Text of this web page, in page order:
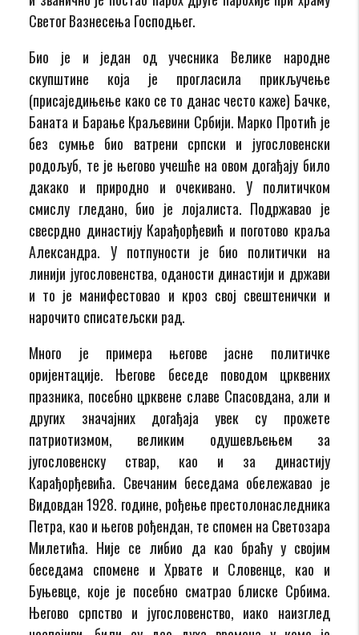
Светог Вазнесења Господњег.
Био је и један од учесника Велике народне
скупштине која је прогласила прикључење
(присаједињење како се то данас често каже) Бачке,
Баната и Барање Краљевини Србији. Марко Протић је
без сумње био ватрени српски и југословенски
родољуб, те је његово учешће на овом догађају било
дакако и природно и очекивано. У политичком
смислу гледано, био је лојалиста. Подржавао је
свесрдно династију Карађорђевић и поготово краља
Александра. У потпуности је био политички на
линији југословенства, оданости династији и држави
и то је манифестовао и кроз свој свештенички и
нарочито списатељски рад.
Много је примера његове јасне политичке
оријентације. Његове беседе поводом црквених
празника, посебно црквене славе Спасовдана, али и
других значајних догађаја увек су прожете
патриотизмом, великим одушевљењем за
југословенску ствар, као и за династију
Карађорђевића. Свечаним беседама обележавао је
Видовдан 1928. године, рођење престолонаследника
Петра, као и његов рођендан, те спомен на Светозара
Милетића. Није се либио да као браћу у својим
беседама спомене и Хрвате и Словенце, као и
Буњевце, које је посебно сматрао блиске Србима.
Његово српство и југословенство, иако наизглед